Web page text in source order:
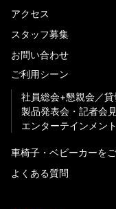
アクセス
スタッフ募集
お問い合わせ
ご利用シーン
社員総会+懇親会
貸
製品発表会・記者会見
エンターテインメント
車椅子・ベビーカーを
よくある質問